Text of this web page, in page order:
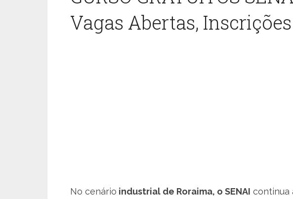
Vagas Abertas, Inscrições
No cenário industrial de Roraima, o SENAI continua